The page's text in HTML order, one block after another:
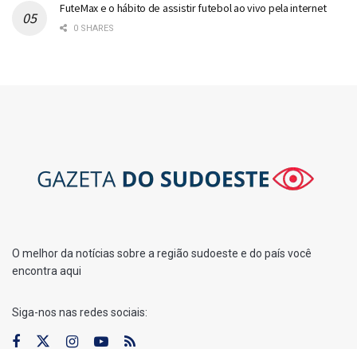
FuteMax e o hábito de assistir futebol ao vivo pela internet
0 SHARES
O melhor da notícias sobre a região sudoeste e do país você
encontra aqui
Siga-nos nas redes sociais: